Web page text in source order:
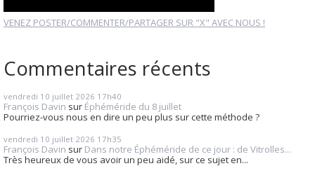
VENEZ POSTER/COMMENTER/PARTAGER SUR "X" AVEC NOUS !
Commentaires récents
vendredi 10 juillet 2026 17h40
François Davin sur Éphéméride du 8 juillet
Pourriez-vous nous en dire un peu plus sur cette méthode ?
vendredi 10 juillet 2026 17h35
François Davin sur Dans notre Éphéméride de ce jour : de Vitrolles...
Très heureux de vous avoir un peu aidé, sur ce sujet en...